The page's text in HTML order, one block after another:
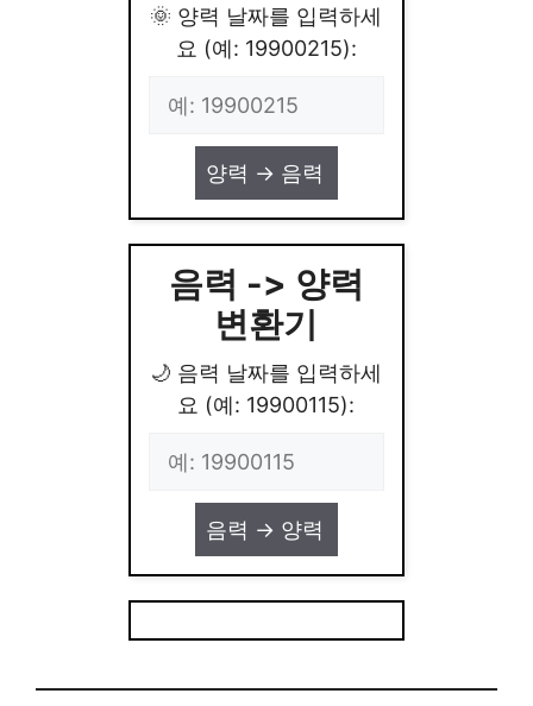
🌞 양력 날짜를 입력하세
요 (예: 19900215):
양력 -> 음력
음력 -> 양력
변환기
🌙 음력 날짜를 입력하세
요 (예: 19900115):
음력 -> 양력